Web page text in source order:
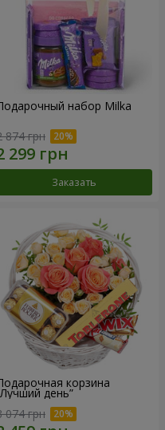
набор Milka
874 грн
Заказать
корзина
день”
074 грн